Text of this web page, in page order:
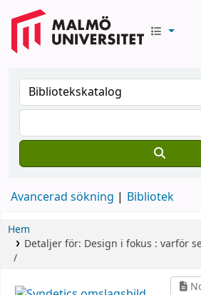
Avancerad sökning Bibliotek
Hem
Detaljer för: Design i fokus : varför
/